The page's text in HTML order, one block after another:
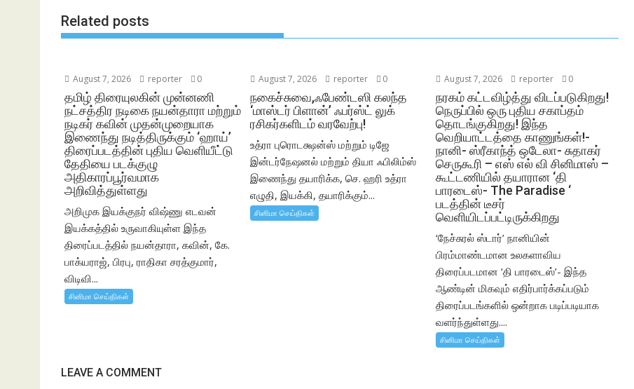
Related posts
August 7, 2026 reporter 0
தமிழ் திரையுலகின் முன்னணி
நட்சத்திர நடிகை நயன்தாரா மற்றும்
நடிகர் கவின் முதன்முறையாக
இணைந்து நடித்திருக்கும் ‘ஹாய்’
திரைப்படத்தின் புதிய வெளியீட்டு
தேதியை படக்குழு
அதிகாரப்பூர்வமாக
அறிவித்துள்ளது
அறிமுக இயக்குநர் விஷ்ணு எடவன்
இயக்கத்தில் உருவாகியுள்ள இந்த
திரைப்படத்தில் நயன்தாரா, கவின், கே.
பாக்யராஜ், பிரபு, ராதிகா சரத்குமார்,
விடிவி...
சினிமா செய்திகள்
August 7, 2026 reporter 0
நகைச்சுவை,ஃபேண்டஸி கலந்த
‘மாஸ்டர் பிளான்’ ஃபர்ஸ்ட் லுக்
ரசிகர்களிடம் வரவேற்பு!
உத்ரா புரொடக்ஷன்ஸ் மற்றும் டிஜே
இன்டர்நேஷனல் மற்றும் தியா ஃபிலிம்ஸ்
இணைந்து தயாரிக்க, செ. ஹரி உத்ரா
எழுதி, இயக்கி, தயாரிக்கும்...
சினிமா செய்திகள்
August 7, 2026 reporter 0
நரகம் கட்டவிழ்த்து விடப்படுகிறது!
நெருப்பில் ஒரு புதிய சகாப்தம்
தொடங்குகிறது! இந்த
வெறியாட்டத்தை காணுங்கள்!-
நானி- ஸ்ரீகாந்த் ஒடேலா- சுதாகர்
செருகூரி – எஸ் எல் வி சினிமாஸ் –
கூட்டணியில் தயாரான ‘தி
பாரடைஸ்- The Paradise ‘
படத்தின் டீசர்
வெளியிடப்பட்டிருக்கிறது
‘நேச்சுரல் ஸ்டார்’ நானியின்
பிரம்மாண்டமான உலகளாவிய
திரைப்படமான ‘தி பாரடைஸ்’- இந்த
ஆண்டின் மிகவும் எதிர்பார்க்கப்படும்
திரைப்படங்களில் ஒன்றாக படிப்படியாக
வளர்ந்துள்ளது....
சினிமா செய்திகள்
LEAVE A COMMENT